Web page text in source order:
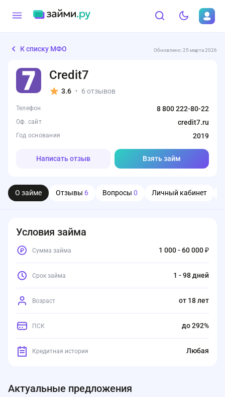
К списку МФО Обновлено: 25 марта 2026
Credit7
3.6 • 6 отзывов
Телефон 8 800 222-80-22
Оф. сайт credit7.ru
Год основания 2019
Написать отзыв Взять займ
О займе Отзывы 6 Вопросы 0 Личный кабинет
Условия займа
Возраст от 18 лет
Срок займа 1 - 98 дней
Кредитная история Любая
Сумма займа 1 000 - 60 000 ₽
ПСК до 292%
Актуальные предложения